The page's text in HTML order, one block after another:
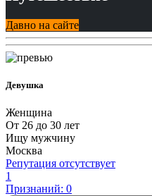
Давно на сайте
Девушка
Женщина
От 26 до 30 лет
Ищу мужчину
Москва
Репутация отсутствует
1
Признаний: 0